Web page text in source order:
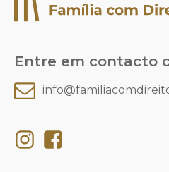
Entre em contacto